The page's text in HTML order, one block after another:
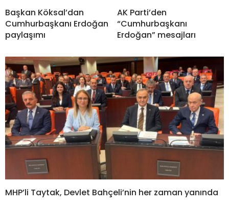
Başkan Köksal’dan
Cumhurbaşkanı Erdoğan
paylaşımı
AK Parti’den
“Cumhurbaşkanı
Erdoğan” mesajları
MHP’li Taytak, Devlet Bahçeli’nin her zaman yanında